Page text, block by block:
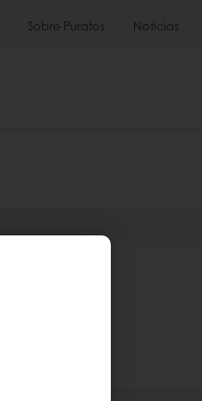
Sobre Puratos Noticias